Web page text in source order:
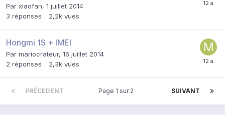
Par xiaofan, 1 juillet 2014
3 réponses 2,2k vues
Hongmi 1S + IMEI
Par mariocrateur, 16 juillet 2014
2 réponses 2,3k vues
PRÉCÉDENT SUIVANT
Page 1 sur 2